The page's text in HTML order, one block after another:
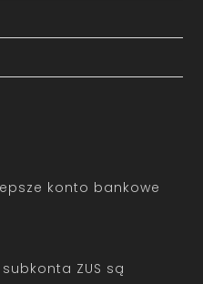
konto bankowe
ZUS są